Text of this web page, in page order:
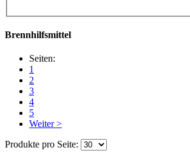
Brennhilfsmittel
Seiten:
1
2
3
4
5
Weiter >
Produkte pro Seite: